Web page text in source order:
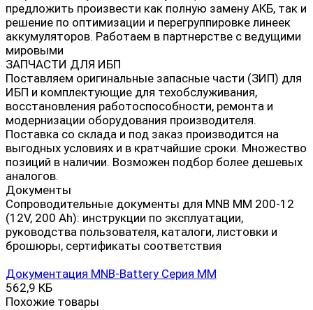
предложить произвести как полную замену АКБ, так и
решение по оптимизации и перегруппировке линеек
аккумуляторов. Работаем в партнерстве с ведущими
мировыми
ЗАПЧАСТИ ДЛЯ ИБП
Поставляем оригинальные запасные части (ЗИП) для
ИБП и комплектующие для техобслуживания,
восстановления работоспособности, ремонта и
модернизации оборудования производителя.
Поставка со склада и под заказ производится на
выгодных условиях и в кратчайшие сроки. Множество
позиций в наличии. Возможен подбор более дешевых
аналогов.
Документы
Сопроводительные документы для MNB MM 200-12
(12V, 200 Ah): инструкции по эксплуатации,
руководства пользователя, каталоги, листовки и
брошюры, сертификаты соответствия
Документация MNB-Battery Серия MM
562,9 КБ
Похожие товары